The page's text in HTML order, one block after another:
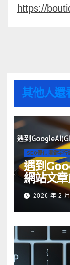
https://
其他人還
SEO優化 關鍵字行
遇到
網站文
2026 年 2